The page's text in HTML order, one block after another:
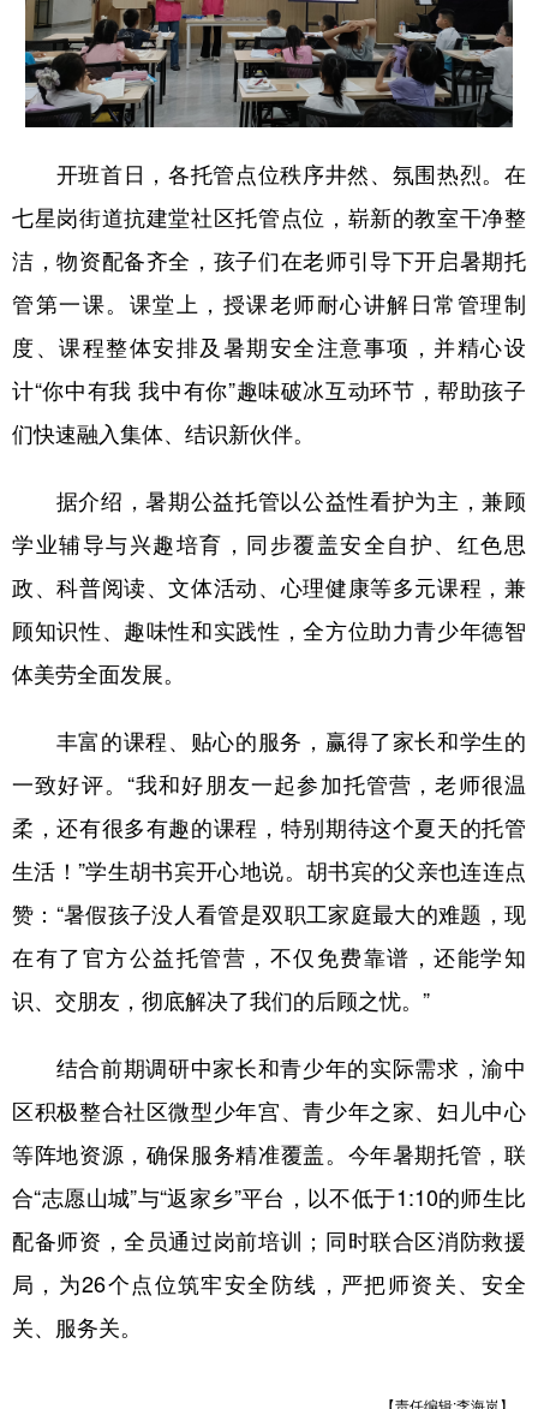
开班首日，各托管点位秩序井然、氛围热烈。在
七星岗街道抗建堂社区托管点位，崭新的教室干净整
洁，物资配备齐全，孩子们在老师引导下开启暑期托
管第一课。课堂上，授课老师耐心讲解日常管理制
度、课程整体安排及暑期安全注意事项，并精心设
计“你中有我 我中有你”趣味破冰互动环节，帮助孩子
们快速融入集体、结识新伙伴。
据介绍，暑期公益托管以公益性看护为主，兼顾
学业辅导与兴趣培育，同步覆盖安全自护、红色思
政、科普阅读、文体活动、心理健康等多元课程，兼
顾知识性、趣味性和实践性，全方位助力青少年德智
体美劳全面发展。
丰富的课程、贴心的服务，赢得了家长和学生的
一致好评。“我和好朋友一起参加托管营，老师很温
柔，还有很多有趣的课程，特别期待这个夏天的托管
生活！”学生胡书宾开心地说。胡书宾的父亲也连连点
赞：“暑假孩子没人看管是双职工家庭最大的难题，现
在有了官方公益托管营，不仅免费靠谱，还能学知
识、交朋友，彻底解决了我们的后顾之忧。”
结合前期调研中家长和青少年的实际需求，渝中
区积极整合社区微型少年宫、青少年之家、妇儿中心
等阵地资源，确保服务精准覆盖。今年暑期托管，联
合“志愿山城”与“返家乡”平台，以不低于1:10的师生比
配备师资，全员通过岗前培训；同时联合区消防救援
局，为26个点位筑牢安全防线，严把师资关、安全
关、服务关。